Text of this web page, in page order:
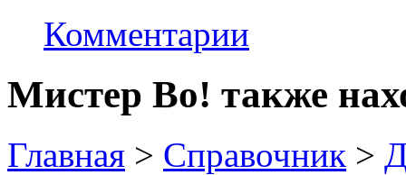
Комментарии
Мистер Во! также
Главная > Справочник >